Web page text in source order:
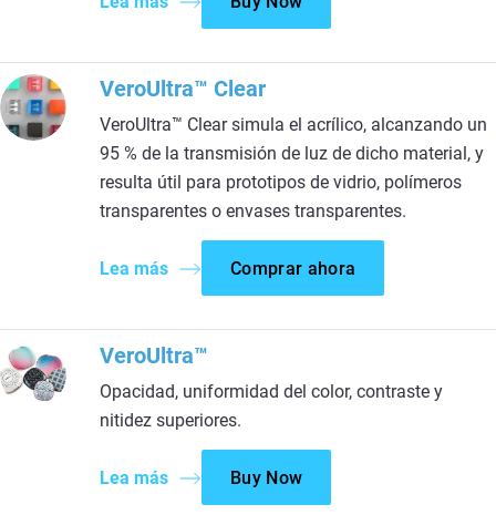
VeroUltra™ Clear
VeroUltra™ Clear simula el acrílico, alcanzando un
95 % de la transmisión de luz de dicho material, y
resulta útil para prototipos de vidrio, polímeros
transparentes o envases transparentes.
Lea más Comprar ahora
VeroUltra™
Opacidad, uniformidad del color, contraste y
nitidez superiores.
Lea más Buy Now